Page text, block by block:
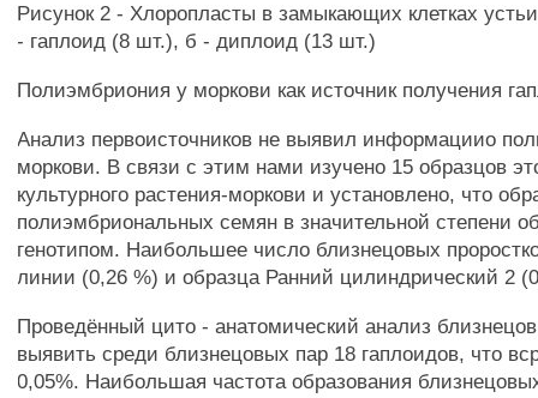
Рисунок 2 - Хлоропласты в замыкающих клетках
- гаплоид (8 шт.), б - диплоид (13 шт.)
Полиэмбриония у моркови как источник получения
Анализ первоисточников не выявил информациио
моркови. В связи с этим нами изучено 15 образцов
культурного растения-моркови и установлено, что
полиэмбриональных семян в значительной степени
генотипом. Наибольшее число близнецовых
линии (0,26 %) и образца Ранний цилиндрический 2
Проведённый цито - анатомический анализ
выявить среди близнецовых пар 18 гаплоидов, что
0,05%. Наибольшая частота образования